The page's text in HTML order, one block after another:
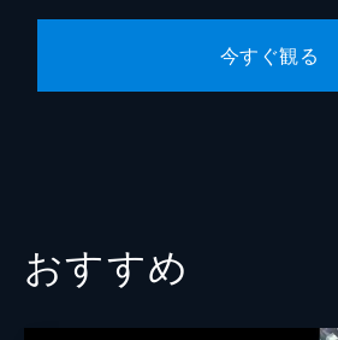
今すぐ観る
おすすめ